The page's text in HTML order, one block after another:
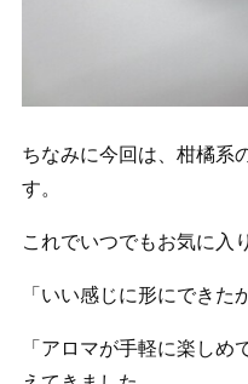
ちなみに今回は、柑橘系
す。
これでいつでもお気に入
「いい感じに形にできた
「アロマが手軽に楽しめ